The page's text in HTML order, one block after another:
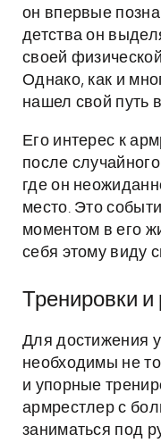
он впервые
детства он
своей
Однако, как и
нашел свой путь
Его интерес к
после
где он
место. Это
моментом в его
себя этому виду
Тренировки и
Для достижения
необходимы не
и упорные
армрестлер с
заниматься под